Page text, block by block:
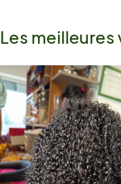
Les meilleures